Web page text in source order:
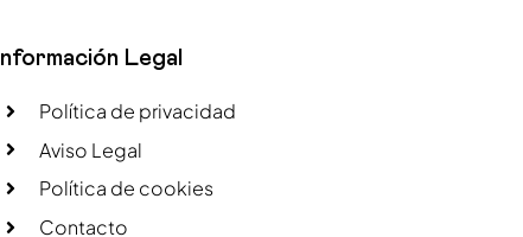
Información Legal
Política de privacidad
Aviso Legal
Política de cookies
Contacto